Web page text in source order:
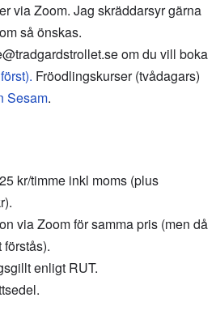
via Zoom. Jag skräddarsyr gärna
så önskas.
om du vill boka
Fröodlingskurser (tvådagars)
Sesam.
kr/timme inkl moms (plus
via Zoom för samma pris (men då
enligt RUT.